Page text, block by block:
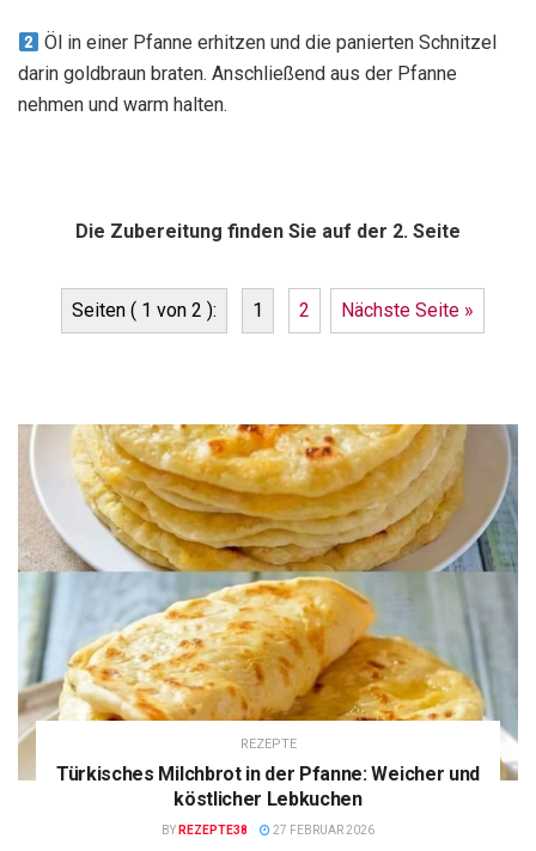
Öl in einer Pfanne erhitzen und die panierten Schnitzel
darin goldbraun braten. Anschließend aus der Pfanne
nehmen und warm halten.
Die Zubereitung finden Sie auf der 2. Seite
Seiten ( 1 von 2 ): 1 2 Nächste Seite »
REZEPTE
Türkisches Milchbrot in der Pfanne: Weicher und
köstlicher Lebkuchen
BY REZEPTE38 27 FEBRUAR 2026